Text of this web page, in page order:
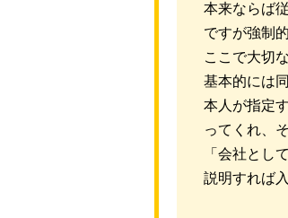
本来ならば
ですが強制
ここで大切
基本的には
本人が指定
ってくれ、
「会社とし
説明すれば